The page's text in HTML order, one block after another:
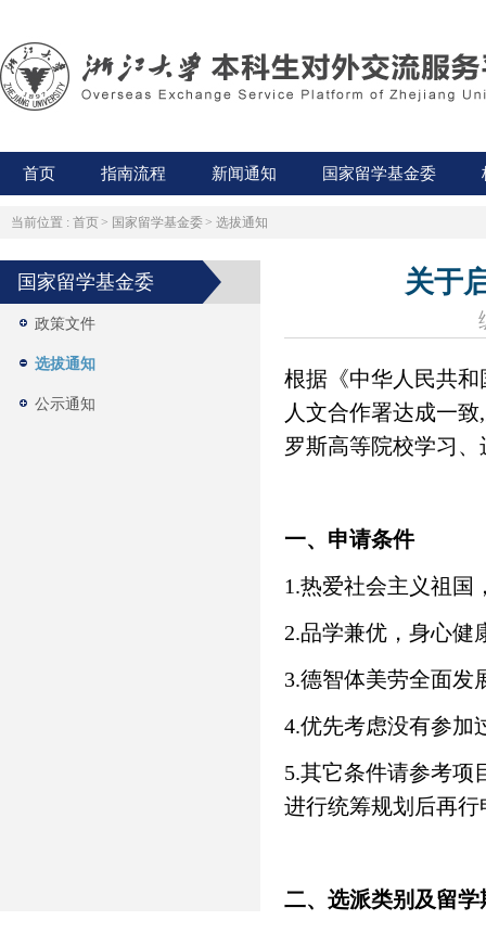
首页 指南流程 新闻通知 国家留学基金委
当前位置 : 首页 > 国家留学基金委 > 选拔通知
国家留学基金委
政策文件
选拔通知
公示通知
关于
根据《中华人民共
人文合作署达成一致,
罗斯高等院校学习
一、申请条件
1.热爱社会主义祖国
2.品学兼优，身心健
3.德智体美劳全面发
4.优先考虑没有参加
5.其它条件请参考项
进行统筹规划后再行
二、选派类别及留学